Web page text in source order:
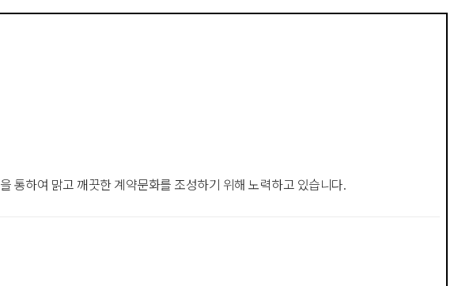
을 통하여 맑고 깨끗한 계약문화를 조성하기 위해 노력하고 있습니다.